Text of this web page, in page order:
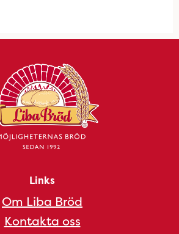
Links
Om Liba Bröd
Kontakta oss